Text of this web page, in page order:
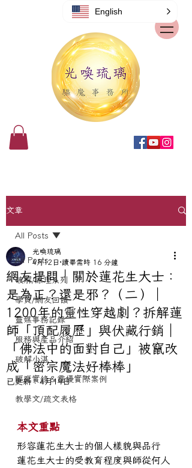
文章
All Posts
破解/原理系列
學員/網友回饋
靈媒事務記錄
服務與產品介紹
破解小湛
驅魔實錄＆靈擾實際案例
教學文/疏文表格
All Posts
網友提問｜關於蓮花生大士：
是為正？還是邪？（二）｜
1200年的靈性穿越劇？拆解蓮
師「頂配履歷」與伏藏行銷｜
「佛法中的面對自己」被竄改
成「密宗魔法好棒棒」
光喚琉璃
4月12日 讀畢需時 16 分鐘
已更新：4月19日
本文重點
形容蓮花生大士的個人樣貌與品行
蓮花生大士的受教育程度與師從何人
English